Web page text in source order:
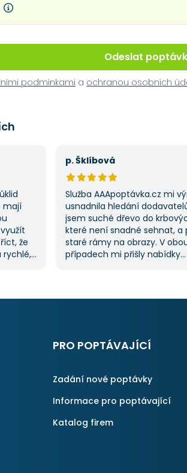
Odeslat
podmínkami a ochranou osobních
mají
že
rychlé,
p. Šklíbová
Služba AAApoptávka.cz mi
usnadnila hledání
jsem suché dřevo do
které není snadné sehnat, a
staré rámy na obrazy. V
případech mi přišly nabídky
na ni ráda obrátím, když
PRO POPTÁVAJÍCÍ
Zadání nové poptávky
Informace pro poptávající
Katalog firem